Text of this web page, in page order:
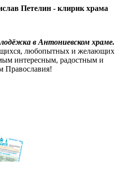
Петелин - клирик храма
в Антониевском храме.
любопытных и желающих
интересным, радостным и